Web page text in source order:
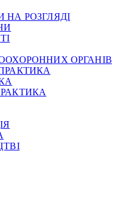
НА РОЗГЛЯДІ
ОРГАНІВ